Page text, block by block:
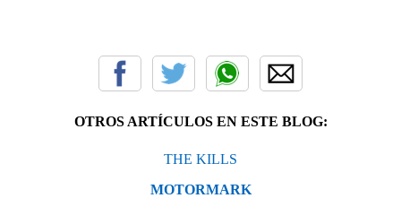
OTROS ARTÍCULOS EN ESTE BLOG:
THE KILLS
MOTORMARK